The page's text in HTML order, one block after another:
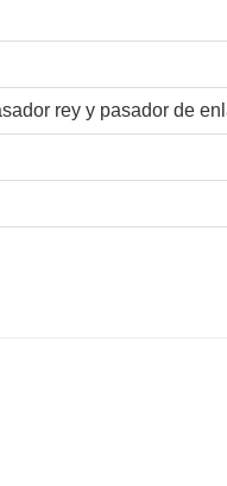
rey y pasador de